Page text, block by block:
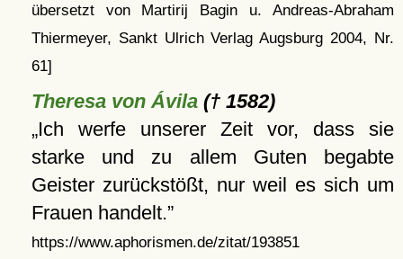
übersetzt von Martirij Bagin u. Andreas-Abraham
Thiermeyer, Sankt Ulrich Verlag Augsburg 2004, Nr.
61]
Theresa von Ávila(† 1582)
Ich werfe unserer Zeit vor, dass sie
starke und zu allem Guten begabte
Geister zurückstößt, nur weil es sich um
Frauen handelt.
https://www.aphorismen.de/zitat/193851